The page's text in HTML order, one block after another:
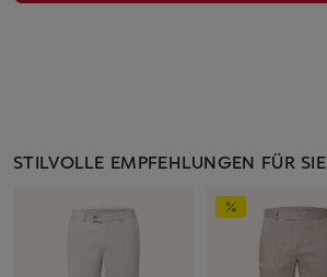
STILVOLLE EMPFEHLUNGEN FÜR SIE